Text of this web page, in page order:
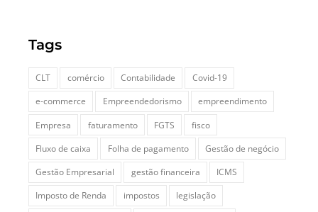
Tags
CLT comércio Contabilidade
Covid-19
e-commerce
Empreendedorismo
empreendimento
Empresa
faturamento FGTS
fisco
Fluxo de caixa
Folha de pagamento
Gestão de negócio
Gestão Empresarial
gestão financeira
ICMS
Imposto de Renda
impostos
legislação